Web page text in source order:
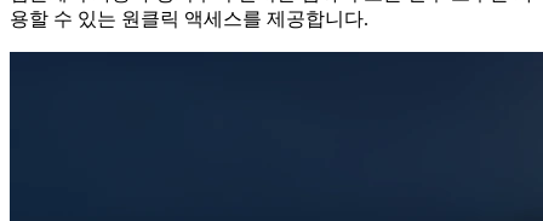
용할 수 있는 원클릭 액세스를 제공합니다.